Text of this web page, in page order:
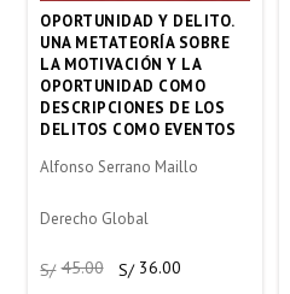
OPORTUNIDAD Y DELITO.
UNA METATEORÍA SOBRE
LA MOTIVACIÓN Y LA
OPORTUNIDAD COMO
DESCRIPCIONES DE LOS
DELITOS COMO EVENTOS
Alfonso Serrano Maillo
Derecho Global
S/ 45.00 S/ 36.00